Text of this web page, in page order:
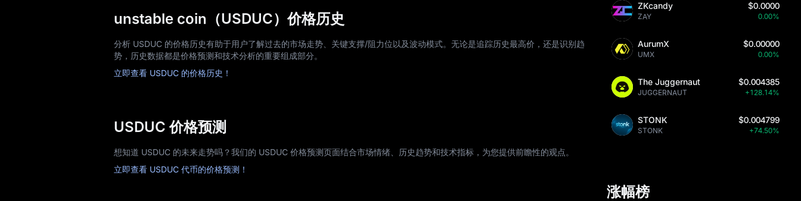
unstable coin（USDUC）价格历史
分析 USDUC 的价格历史有助于用户了解过去的市场走势、关键支撑/阻力位以及波动模式。无论是追踪历史最高价，还是识别趋
势，历史数据都是价格预测和技术分析的重要组成部分。
立即查看 USDUC 的价格历史！
USDUC 价格预测
想知道 USDUC 的未来走势吗？我们的 USDUC 价格预测页面结合市场情绪、历史趋势和技术指标，为您提供前瞻性的观点。
立即查看 USDUC 代币的价格预测！
ZKcandy
ZAY
$0.0000
0.00%
AurumX
UMX
$0.00000
0.00%
The Juggernaut
JUGGERNAUT
$0.004385
+128.14%
STONK
STONK
$0.004799
+74.50%
涨幅榜